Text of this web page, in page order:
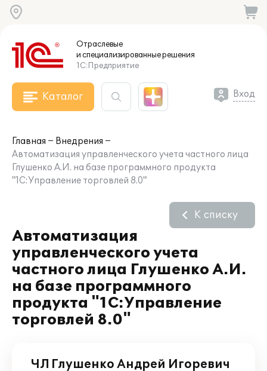
Отраслевые
и специализированныерешения
1С:Предприятие
Каталог Вход
Главная
Внедрения
Автоматизация управленческого учета частного лица
Глушенко А.И. на базе программного продукта
"1С:Управление торговлей 8.0"
Автоматизация
управленческого учета
частного лица Глушенко А.И.
на базе программного
продукта "1С:Управление
торговлей 8.0"
К списку
ЧЛ Глушенко Андрей Игоревич